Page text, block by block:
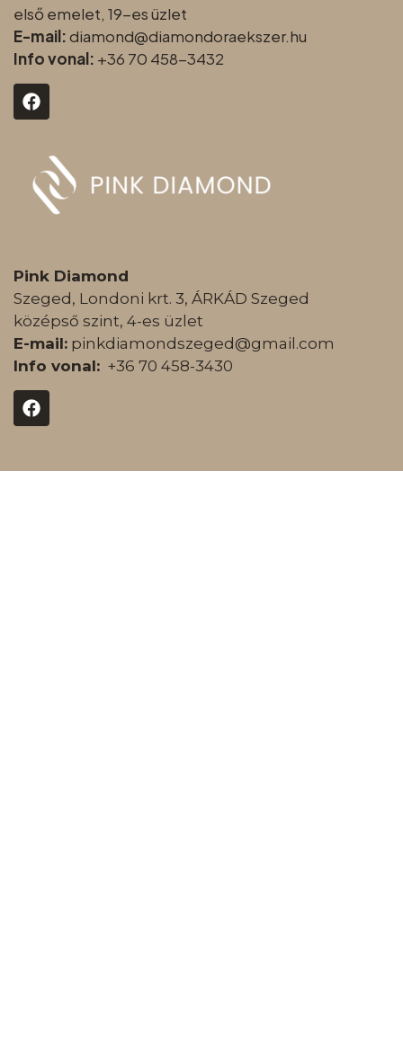
első emelet, 19-es üzlet
E-mail:diamond@diamondoraekszer.hu
Info vonal: +36 70 458-3432
Pink Diamond
Szeged, Londoni krt. 3, ÁRKÁD Szeged
középső szint, 4-es üzlet
E-mail: pinkdiamondszeged@gmail.com
Info vonal: +36 70 458-3430